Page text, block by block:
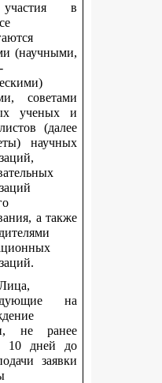
в
(научными,
советами
ученых и
(далее
научных
а также
на
не ранее
10 дней до
заявки